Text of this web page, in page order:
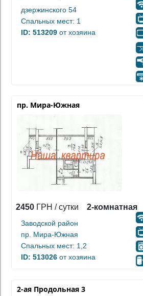
дзержинского 54
Спальных мест: 1
ID: 513209 от хозяина
пр. Мира-Южная
2450 ГРН / сутки 2-комнатная
Заводской район
пр. Мира-Южная
Спальных мест: 1,2
ID: 513026 от хозяина
2-ая Продольная 3